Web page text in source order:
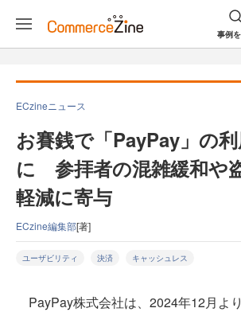
事例
ECzineニュース
お賽銭で「PayPay」の
に 参拝者の混雑緩和や
軽減に寄与
ECzine編集部[著]
ユーザビリティ 決済 キャッシュレス
PayPay株式会社は、2024年12月よ